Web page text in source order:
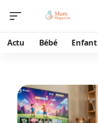
Actu Bébé Enfant